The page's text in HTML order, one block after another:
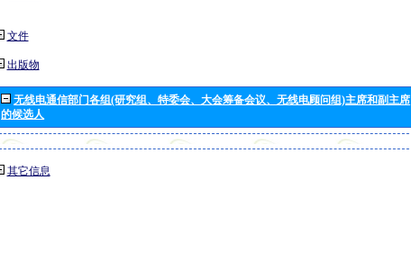
文件
出版物
无线电通信部门各组(研究组、特委会、大会筹备会议、无线电顾问组)主席和副主席
的候选人
其它信息